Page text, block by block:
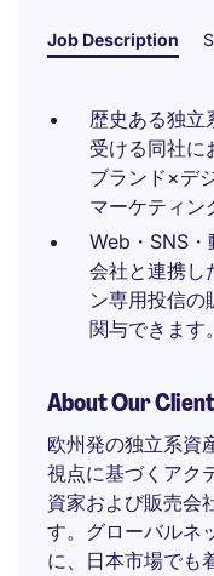
Job Description
歴史ある独立
受ける同社に
ブランド×デ
マーケティン
Web・SNS・
会社と連携し
ン専用投信の
関与できます。
About Our Client
欧州発の独立系資
視点に基づくアク
資家および販売会
す。グローバルネ
に、日本市場でも